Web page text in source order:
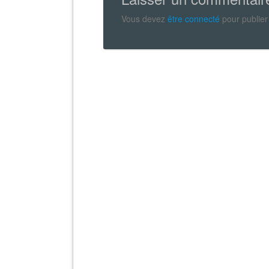
Vous devez être connecté pour